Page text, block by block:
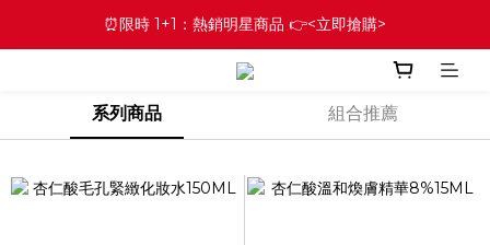
⏰限時 1+1：熱銷明星商品 👉<立即搶購>
系列商品 組合推薦